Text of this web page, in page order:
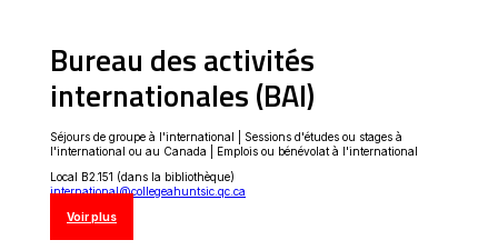
Bureau des activités
internationales (BAI)
Séjours de groupe à l'international | Sessions d'études ou stages à
l'international ou au Canada | Emplois ou bénévolat à l'international
Local B2.151 (dans la bibliothèque)
international@collegeahuntsic.qc.ca
Voir plusCe
s'ouvrira